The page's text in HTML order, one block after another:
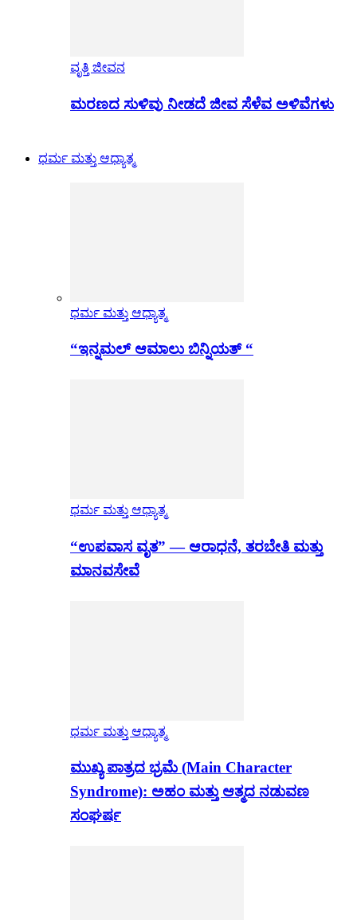
ವೃತ್ತಿ ಜೀವನ
ಮರಣದ ಸುಳಿವು ನೀಡದೆ ಜೀವ ಸೆಳೆವ ಅಳಿವೆಗಳು
ಧರ್ಮ ಮತ್ತು ಆಧ್ಯಾತ್ಮ
ಧರ್ಮ ಮತ್ತು ಆಧ್ಯಾತ್ಮ
“ಇನ್ನಮಲ್ ಆಮಾಲು ಬಿನ್ನಿಯತ್ “
ಧರ್ಮ ಮತ್ತು ಆಧ್ಯಾತ್ಮ
“ಉಪವಾಸ ವೃತ” — ಆರಾಧನೆ, ತರಬೇತಿ ಮತ್ತು
ಮಾನವಸೇವೆ
ಧರ್ಮ ಮತ್ತು ಆಧ್ಯಾತ್ಮ
ಮುಖ್ಯ ಪಾತ್ರದ ಭ್ರಮೆ (Main Character
Syndrome): ಅಹಂ ಮತ್ತು ಆತ್ಮದ ನಡುವಣ
ಸಂಘರ್ಷ